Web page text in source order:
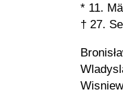
* 11.
† 27.